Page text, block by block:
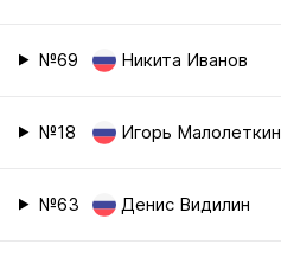
№69 Никита Иванов
№18 Игорь Малолеткин
№63 Денис Видилин